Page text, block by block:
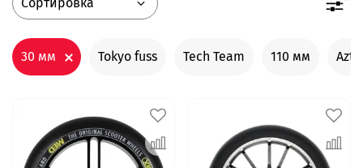
30 мм Tokyo fuss Tech Team 110 мм